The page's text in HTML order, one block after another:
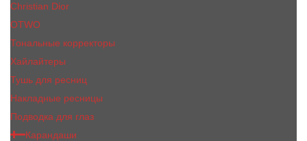
Сhristiаn Diоr
OTWO
Тональные корректоры
Хайлайтеры
Тушь для ресниц
Накладные ресницы
Подводка для глаз
Карандаши